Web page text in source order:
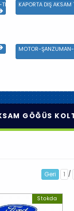
ÖN-ARKA TAKIM VE
KAPORTA DIŞ
MOTOR-ŞANZUMAN-
GÖĞÜS
Geri 1 /
Stokda